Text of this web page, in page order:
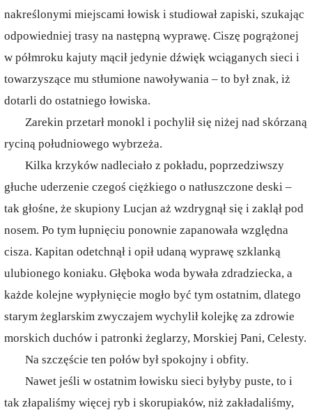
nakreślonymi miejscami łowisk i studiował zapiski, szukając
odpowiedniej trasy na następną wyprawę. Ciszę pogrążonej
w półmroku kajuty mącił jedynie dźwięk wciąganych sieci i
towarzyszące mu stłumione nawoływania – to był znak, iż
dotarli do ostatniego łowiska.
Zarekin przetarł monokl i pochylił się niżej nad skórzaną
ryciną południowego wybrzeża.
Kilka krzyków nadleciało z pokładu, poprzedziwszy
głuche uderzenie czegoś ciężkiego o natłuszczone deski –
tak głośne, że skupiony Lucjan aż wzdrygnął się i zaklął pod
nosem. Po tym łupnięciu ponownie zapanowała względna
cisza. Kapitan odetchnął i opił udaną wyprawę szklanką
ulubionego koniaku. Głęboka woda bywała zdradziecka, a
każde kolejne wypłynięcie mogło być tym ostatnim, dlatego
starym żeglarskim zwyczajem wychylił kolejkę za zdrowie
morskich duchów i patronki żeglarzy, Morskiej Pani, Celesty.
Na szczęście ten połów był spokojny i obfity.
Nawet jeśli w ostatnim łowisku sieci byłyby puste, to i
tak złapaliśmy więcej ryb i skorupiaków, niż zakładaliśmy,